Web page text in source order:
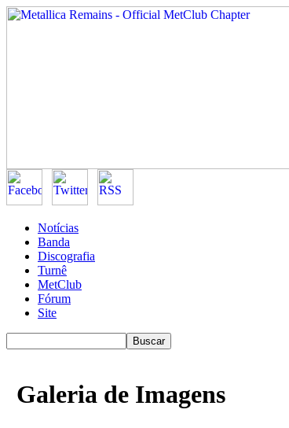
Notícias
Banda
Discografia
Turnê
MetClub
Fórum
Site
Galeria de Imagens